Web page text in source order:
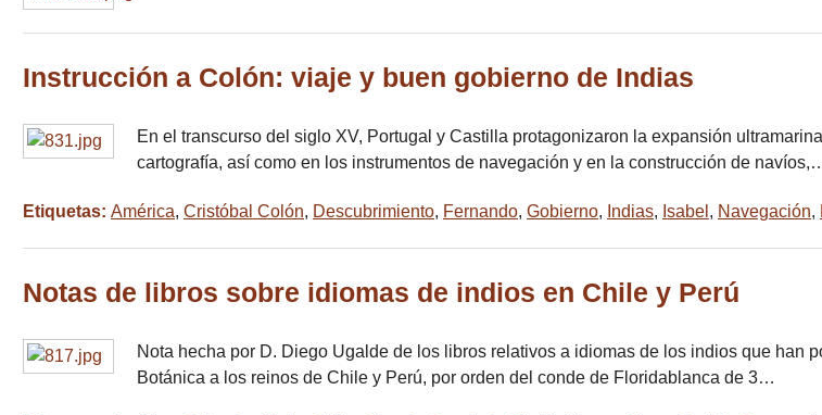
Instrucción a Colón: viaje y buen gobierno de Indias
En el transcurso del siglo XV, Portugal y Castilla protagonizaron la expansión
cartografía, así como en los instrumentos de navegación y en la construcción de
Etiquetas: América, Cristóbal Colón, Descubrimiento, Fernando, Gobierno, Indias, Isabel , Navegación,
Notas de libros sobre idiomas de indios en Chile y Perú
Nota hecha por D. Diego Ugalde de los libros relativos a idiomas de los indios que han
Botánica a los reinos de Chile y Perú, por orden del conde de Floridablanca de 3…